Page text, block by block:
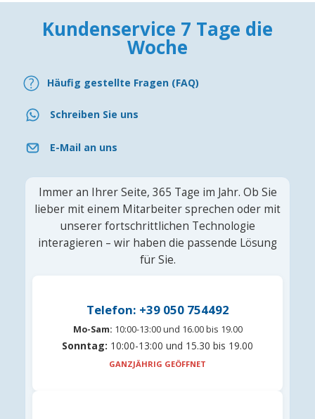
Kundenservice 7 Tage die
Woche
Häufig gestellte Fragen (FAQ)
Schreiben Sie uns
E-Mail an uns
Immer an Ihrer Seite, 365 Tage im Jahr. Ob Sie
lieber mit einem Mitarbeiter sprechen oder mit
unserer fortschrittlichen Technologie
interagieren – wir haben die passende Lösung
für Sie.
Telefon: +39 050 754492
Mo-Sam: 10:00-13:00 und 16.00 bis 19.00
Sonntag: 10:00-13:00 und 15.30 bis 19.00
GANZJÄHRIG GEÖFFNET